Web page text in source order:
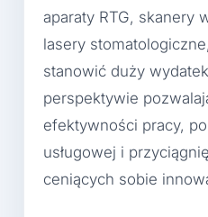
aparaty RTG, skanery
lasery
stanowić duży
perspektywie
efektywności pracy,
usługowej i
ceniących sobie